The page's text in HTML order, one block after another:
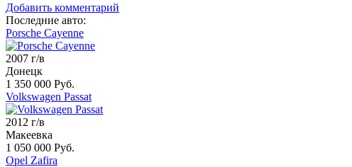
Добавить комментарий
Последние авто:
Porsche Cayenne
2007 г/в
Донецк
1 350 000 Руб.
Volkswagen Passat
2012 г/в
Макеевка
1 050 000 Руб.
Opel Zafira